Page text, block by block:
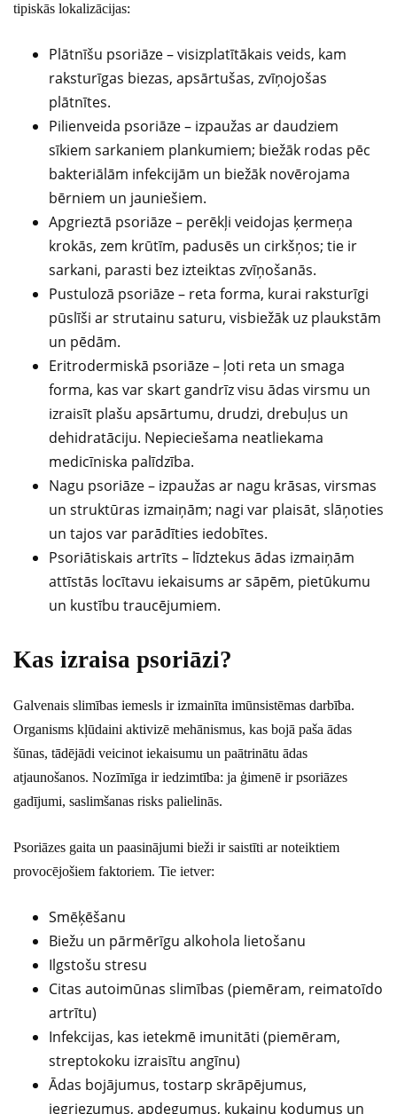
tipiskās lokalizācijas:
Plātnīšu psoriāze – visizplatītākais veids, kam
raksturīgas biezas, apsārtušas, zvīņojošas
plātnītes.
Pilienveida psoriāze – izpaužas ar daudziem
sīkiem sarkaniem plankumiem; biežāk rodas pēc
bakteriālām infekcijām un biežāk novērojama
bērniem un jauniešiem.
Apgrieztā psoriāze – perēkļi veidojas ķermeņa
krokās, zem krūtīm, padusēs un cirkšņos; tie ir
sarkani, parasti bez izteiktas zvīņošanās.
Pustulozā psoriāze – reta forma, kurai raksturīgi
pūslīši ar strutainu saturu, visbiežāk uz plaukstām
un pēdām.
Eritrodermiskā psoriāze – ļoti reta un smaga
forma, kas var skart gandrīz visu ādas virsmu un
izraisīt plašu apsārtumu, drudzi, drebuļus un
dehidratāciju. Nepieciešama neatliekama
medicīniska palīdzība.
Nagu psoriāze – izpaužas ar nagu krāsas, virsmas
un struktūras izmaiņām; nagi var plaisāt, slāņoties
un tajos var parādīties iedobītes.
Psoriātiskais artrīts – līdztekus ādas izmaiņām
attīstās locītavu iekaisums ar sāpēm, pietūkumu
un kustību traucējumiem.
Kas izraisa psoriāzi?
Galvenais slimības iemesls ir izmainīta imūnsistēmas darbība.
Organisms kļūdaini aktivizē mehānismus, kas bojā paša ādas
šūnas, tādējādi veicinot iekaisumu un paātrinātu ādas
atjaunošanos. Nozīmīga ir iedzimtība: ja ģimenē ir psoriāzes
gadījumi, saslimšanas risks palielinās.
Psoriāzes gaita un paasinājumi bieži ir saistīti ar noteiktiem
provocējošiem faktoriem. Tie ietver:
Smēķēšanu
Biežu un pārmērīgu alkohola lietošanu
Ilgstošu stresu
Citas autoimūnas slimības (piemēram, reimatoīdo
artrītu)
Infekcijas, kas ietekmē imunitāti (piemēram,
streptokoku izraisītu angīnu)
Ādas bojājumus, tostarp skrāpējumus,
iegriezumus, apdegumus, kukaiņu kodumus un